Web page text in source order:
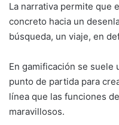
La narrativa permite que
concreto hacia un
búsqueda, un viaje, en
En gamificación se suele
punto de partida para
línea que las funciones
maravillosos.